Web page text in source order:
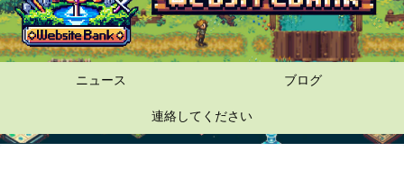
ニュース ブログ
連絡してください